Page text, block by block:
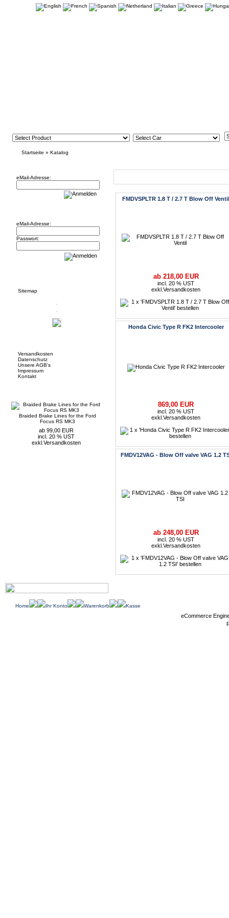
Startseite » Katalog
eMail-Adresse:
eMail-Adresse:
Passwort:
Sitemap
Versandkosten
Datenschutz
Unsere AGB's
Impressum
Kontakt
Braided Brake Lines for the Ford
Focus RS MK3
ab 99,00 EUR
incl. 20 % UST
exkl. Versandkosten
FMDVSPLTR 1.8 T / 2.7 T Blow Off Ventil
ab 218,00 EUR
incl. 20 % UST
exkl. Versandkosten
Honda Civic Type R FK2 Intercooler
869,00 EUR
incl. 20 % UST
exkl. Versandkosten
FMDV12VAG - Blow Off valve VAG 1.2
ab 248,00 EUR
incl. 20 % UST
exkl. Versandkosten
Home Ihr Konto Warenkorb Kasse
eCommerce